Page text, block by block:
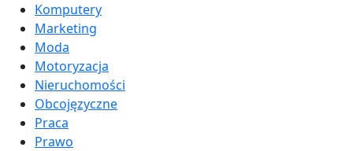
Komputery
Marketing
Moda
Motoryzacja
Nieruchomości
Obcojęzyczne
Praca
Prawo